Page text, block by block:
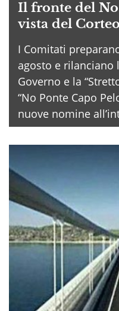
Il fronte del
vista del
I Comitati
agosto e rilanciano
Governo e la
“No Ponte Capo
nuove nomine